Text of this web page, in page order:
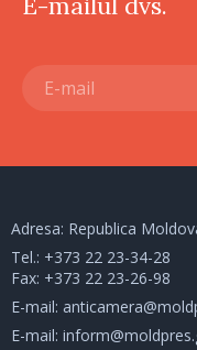
Adresa: Republica
Tel.: +373 22 23-34-28
Fax: +373 22 23-26-98
E-mail:
E-mail: